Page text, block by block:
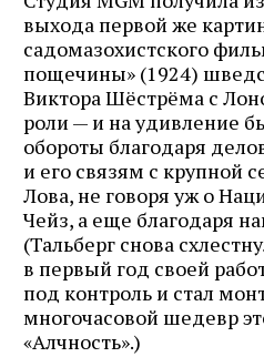
выхода первой же
садомазохистского
пощечины» (1924)
Виктора Шёстрёма с
роли — и на удивление
обороты благодаря
и его связям с крупной
Лова, не говоря уж о
Чейз, а еще благодаря
(Тальберг снова
в первый год своей
под контроль и стал
многочасовой шедевр
«Алчность».)